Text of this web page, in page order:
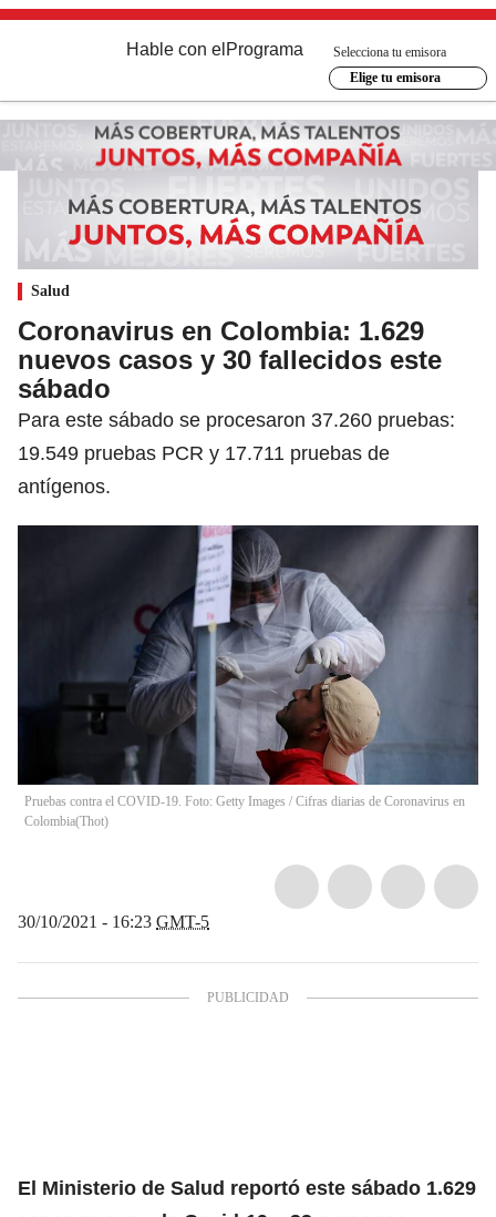
Hable con el Programa
Selecciona tu emisora
Elige tu emisora
Salud
Coronavirus en Colombia: 1.629
nuevos casos y 30 fallecidos este
sábado
Para este sábado se procesaron 37.260 pruebas:
19.549 pruebas PCR y 17.711 pruebas de
antígenos.
Pruebas contra el COVID-19. Foto: Getty Images / Cifras diarias de Coronavirus en
Colombia(Thot)
30/10/2021 - 16:23 GMT-5
El Ministerio de Salud reportó este sábado 1.629